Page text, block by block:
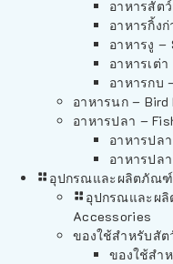
อาหารสัต
อาหารกิ้ง
อาหารงู –
อาหารเต่
อาหารกบ
อาหารนก – Bird
อาหารปลา –
อาหารปล
อาหารปล
อุปกรณและผลิตภัณฑ์
อุปกรณและผ
Accessories
ของใช้สำหรับสัต
ของใช้สำ